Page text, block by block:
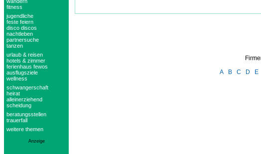
fitness
jugendliche
feste feiern
disco discos
nachtleben
partnersuche
tanzen
urlaub & reisen
hotels & zimmer
ferienhaus fewos
ausflugsziele
wellness
schwangerschaft
heirat
alleinerziehend
scheidung
beratungsstellen
trauerfall
weitere themen
Anzeige
A
B C D E